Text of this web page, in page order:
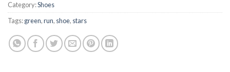
Category:Shoes
Tags:green,run, shoe, stars